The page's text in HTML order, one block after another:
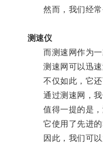
然而，我们经常
测速仪
而测速网作为一
测速网可以迅速
不仅如此，它还
通过测速网，我
值得一提的是，
它使用了先进的
因此，我们可以